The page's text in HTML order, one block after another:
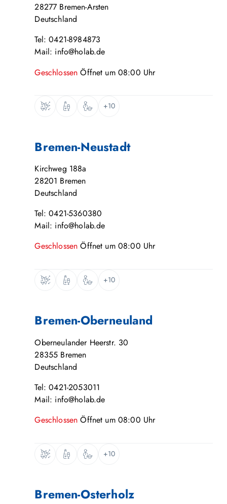
28277 Bremen-Arsten
Deutschland
Tel: 0421-8984873
Mail: info@holab.de
GeschlossenÖffnet um 08:00 Uhr
+10
Bremen-Neustadt
Kirchweg 188a
28201 Bremen
Deutschland
Tel: 0421-5360380
Mail: info@holab.de
GeschlossenÖffnet um 08:00 Uhr
+10
Bremen-Oberneuland
Oberneulander Heerstr. 30
28355 Bremen
Deutschland
Tel: 0421-2053011
Mail: info@holab.de
GeschlossenÖffnet um 08:00 Uhr
+10
Bremen-Osterholz